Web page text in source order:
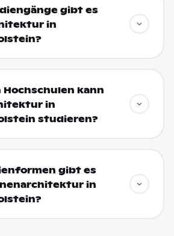
gibt es
in
Hochschulen kann
in
studieren?
gibt es
in